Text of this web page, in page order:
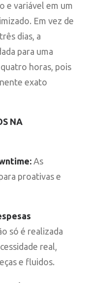
e variável em um
Em vez de
dias, a
para uma
horas, pois
exato
NA
As
proativas e
só é realizada
real,
e fluidos.